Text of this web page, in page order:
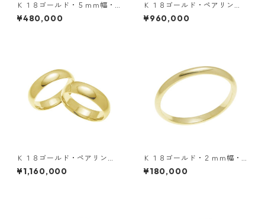
Ｋ１８ゴールド・５ｍｍ幅・
甲丸リング
¥480,000
Ｋ１８ゴールド・ペアリン
グ・５ｍｍ幅・甲丸リング
¥960,000
Ｋ１８ゴールド・ペアリン
グ・６ｍｍ幅・甲丸リング
¥1,160,000
Ｋ１８ゴールド・２ｍｍ幅・
甲丸リング
¥180,000